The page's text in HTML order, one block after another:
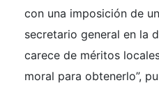
con una imposición de
secretario general en la
carece de méritos
moral para obtenerlo”,